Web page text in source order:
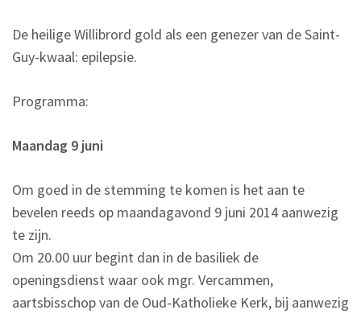
De heilige Willibrord gold als een genezer van de Saint-
Guy-kwaal: epilepsie.
Programma:
Maandag 9 juni
Om goed in de stemming te komen is het aan te
bevelen reeds op maandagavond 9 juni 2014 aanwezig
te zijn.
Om 20.00 uur begint dan in de basiliek de
openingsdienst waar ook mgr. Vercammen,
aartsbisschop van de Oud-Katholieke Kerk, bij aanwezig